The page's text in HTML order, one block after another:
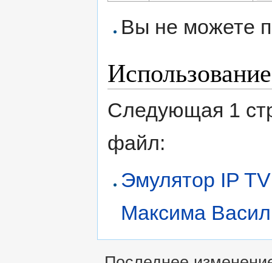
Вы не можете
Следующая 1
файл:
Эмулятор IP
Максима